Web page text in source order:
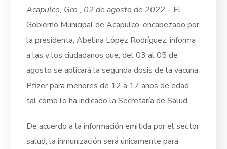
Acapulco, Gro., 02 de agosto de 2022.– El
Gobierno Municipal de Acapulco, encabezado por
la presidenta, Abelina López Rodríguez, informa
a las y los ciudadanos que, del 03 al 05 de
agosto se aplicará la segunda dosis de la vacuna
Pfizer para menores de 12 a 17 años de edad,
tal como lo ha indicado la Secretaría de Salud.
De acuerdo a la información emitida por el sector
salud, la inmunización será únicamente para